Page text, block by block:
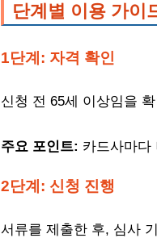
단계별 이용 가이
1단계: 자격 확인
신청 전 65세 이상임을
주요 포인트: 카드사마다
2단계: 신청 진행
서류를 제출한 후, 심사